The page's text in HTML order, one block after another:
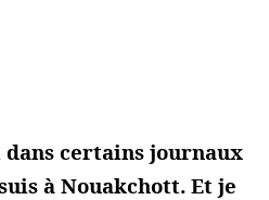
certains journaux
à Nouakchott. Et je